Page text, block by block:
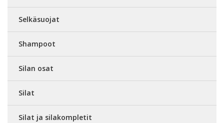
Selkäsuojat
Shampoot
Silan osat
Silat
Silat ja silakompletit